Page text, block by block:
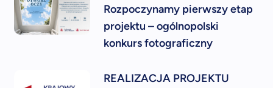
Rozpoczynamy pierwszy etap
projektu – ogólnopolski
konkurs fotograficzny
REALIZACJA PROJEKTU